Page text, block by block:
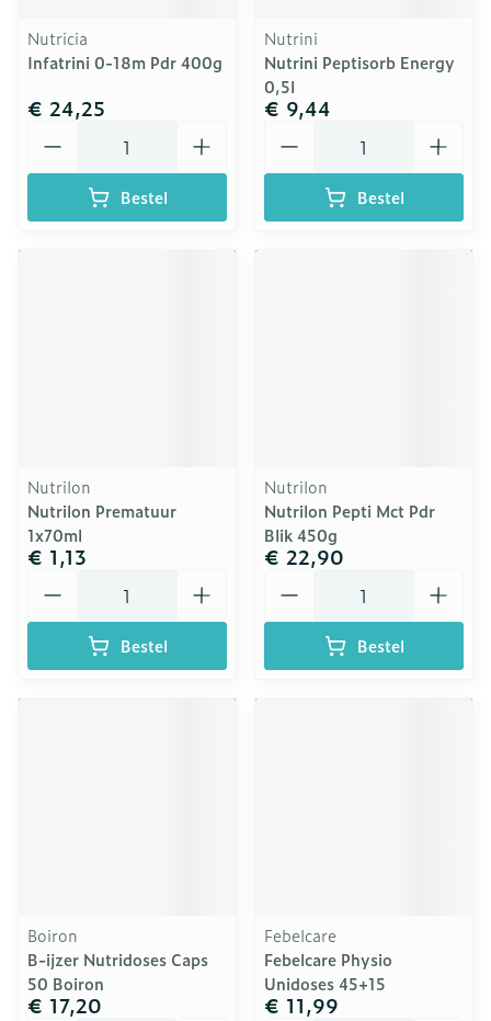
Nutricia
Infatrini 0-18m Pdr 400g
€ 24,25
Bestel
Nutrini
Nutrini Peptisorb Energy
0,5l
€ 9,44
Bestel
Nutrilon
Nutrilon Prematuur
1x70ml
€ 1,13
Bestel
Nutrilon
Nutrilon Pepti Mct Pdr
Blik 450g
€ 22,90
Bestel
Boiron
B-ijzer Nutridoses Caps
50 Boiron
€ 17,20
Febelcare
Febelcare Physio
Unidoses 45+15
€ 11,99